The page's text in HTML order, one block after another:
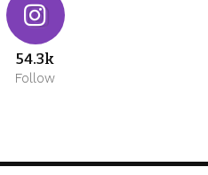
54.3k
Follow